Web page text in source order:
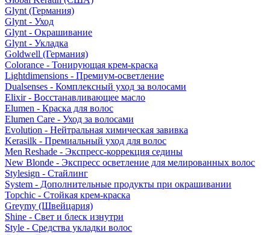
Glynt (Германия)
Glynt - Уход
Glynt - Окрашивание
Glynt - Укладка
Goldwell (Германия)
Colorance - Тонирующая крем-краска
Lightdimensions - Премиум-осветление
Dualsenses - Комплексный уход за волосами
Elixir - Восстанавливающее масло
Elumen - Краска для волос
Elumen Care - Уход за волосами
Evolution - Нейтральная химическая завивка
Kerasilk - Премиальный уход для волос
Men Reshade - Экспресс-коррекция седины
New Blonde - Экспресс осветление для мелированных волос
Stylesign - Стайлинг
System - Дополнительные продукты при окрашивании
Topchic - Стойкая крем-краска
Greymy (Швейцария)
Shine - Свет и блеск изнутри
Style - Средства укладки волос